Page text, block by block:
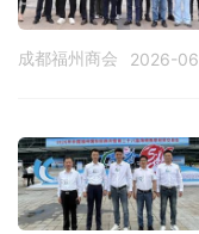
成都福州商会 2026-